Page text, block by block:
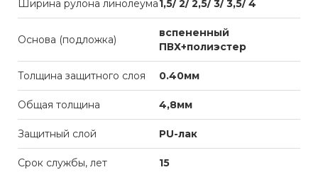
Ширина рулона линолеума1,5/ 2/ 2,5/ 3/ 3,5/ 4
Основа (подложка)
вспененный
ПВХ+полиэстер
Толщина защитного слоя 0.40мм
Общая толщина 4,8мм
Защитный слой PU-лак
Срок службы, лет 15